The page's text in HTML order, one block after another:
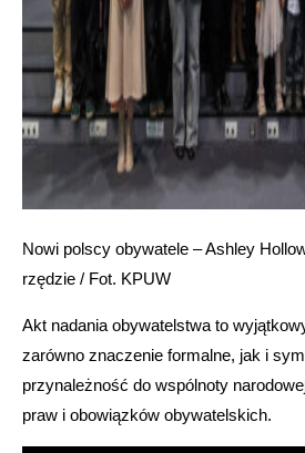
Nowi polscy obywatele – Ashley
rzędzie / Fot. KPUW
Akt nadania obywatelstwa to
zarówno znaczenie formalne, jak i
przynależność do wspólnoty
praw i obowiązków obywatelskich.